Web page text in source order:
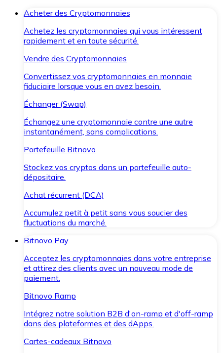
Acheter des Cryptomonnaies
Achetez les cryptomonnaies qui vous intéressent
rapidement et en toute sécurité.
Vendre des Cryptomonnaies
Convertissez vos cryptomonnaies en monnaie
fiduciaire lorsque vous en avez besoin.
Échanger (Swap)
Échangez une cryptomonnaie contre une autre
instantanément, sans complications.
Portefeuille Bitnovo
Stockez vos cryptos dans un portefeuille auto-
dépositaire.
Achat récurrent (DCA)
Accumulez petit à petit sans vous soucier des
fluctuations du marché.
Bitnovo Pay
Acceptez les cryptomonnaies dans votre entreprise
et attirez des clients avec un nouveau mode de
paiement.
Bitnovo Ramp
Intégrez notre solution B2B d'on-ramp et d'off-ramp
dans des plateformes et des dApps.
Cartes-cadeaux Bitnovo